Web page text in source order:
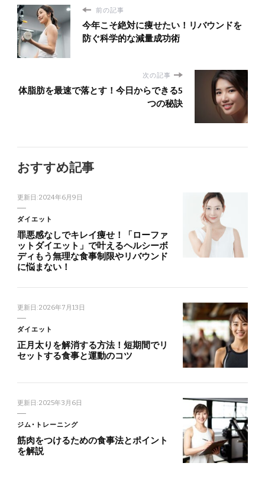
前の記事
今年こそ絶対に痩せたい！リバウンドを
防ぐ科学的な減量成功術
次の記事
体脂肪を最速で落とす！今日からできる5
つの秘訣
おすすめ記事
更新日:2024年6月9日
ダイエット
罪悪感なしでキレイ痩せ！「ローファ
ットダイエット」で叶えるヘルシーボ
ディもう無理な食事制限やリバウンド
に悩まない！
更新日:2026年7月13日
ダイエット
正月太りを解消する方法！短期間でリ
セットする食事と運動のコツ
更新日:2025年3月6日
ジム･トレーニング
筋肉をつけるための食事法とポイント
を解説